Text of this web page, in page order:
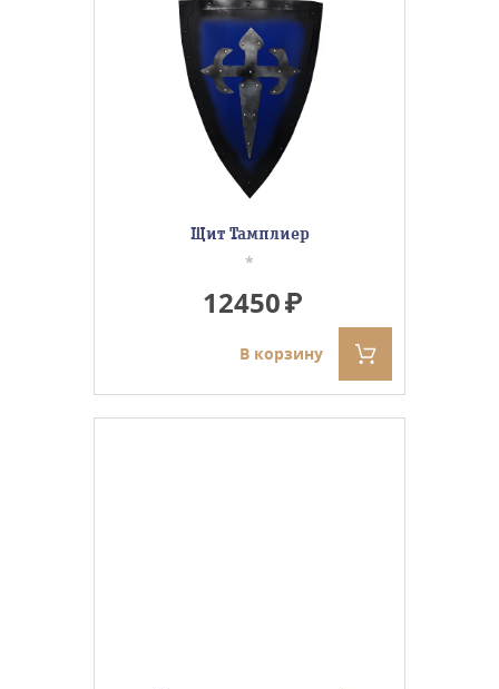
Щит Тамплиер
*
12450
В корзину